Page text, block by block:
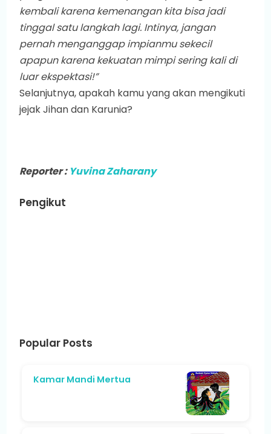
kembali karena kemenangan kita bisa jadi
tinggal satu langkah lagi. Intinya, jangan
pernah menganggap impianmu sekecil
apapun karena kekuatan mimpi sering kali di
luar ekspektasi!”
Selanjutnya, apakah kamu yang akan mengikuti
jejak Jihan dan Karunia?
Reporter : Yuvina Zaharany
Pengikut
Popular Posts
Kamar Mandi Mertua